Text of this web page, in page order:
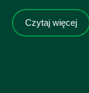
Czytaj więcej